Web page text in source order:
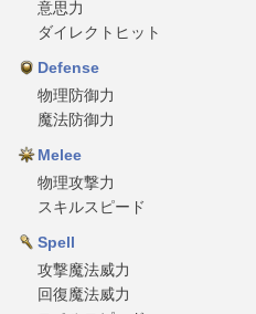
意思力
ダイレクトヒット
Defense
物理防御力
魔法防御力
Melee
物理攻撃力
スキルスピード
Spell
攻撃魔法威力
回復魔法威力